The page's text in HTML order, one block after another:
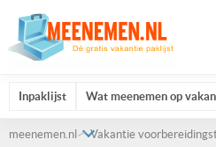
Inpaklijst Wat meenemen op
meenemen.nl
Vakantie